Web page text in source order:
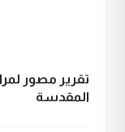
تقرير مصور
المقدسة